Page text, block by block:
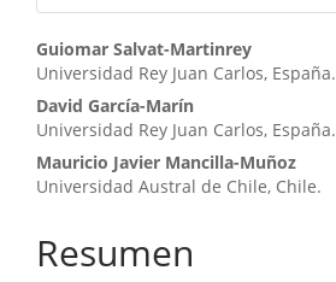
Contenido
principal
del
artículo
Guiomar Salvat-Martinrey
Universidad Rey Juan Carlos, España.
David García-Marín
Universidad Rey Juan Carlos, España.
Mauricio Javier Mancilla-Muñoz
Universidad Austral de Chile, Chile.
Resumen